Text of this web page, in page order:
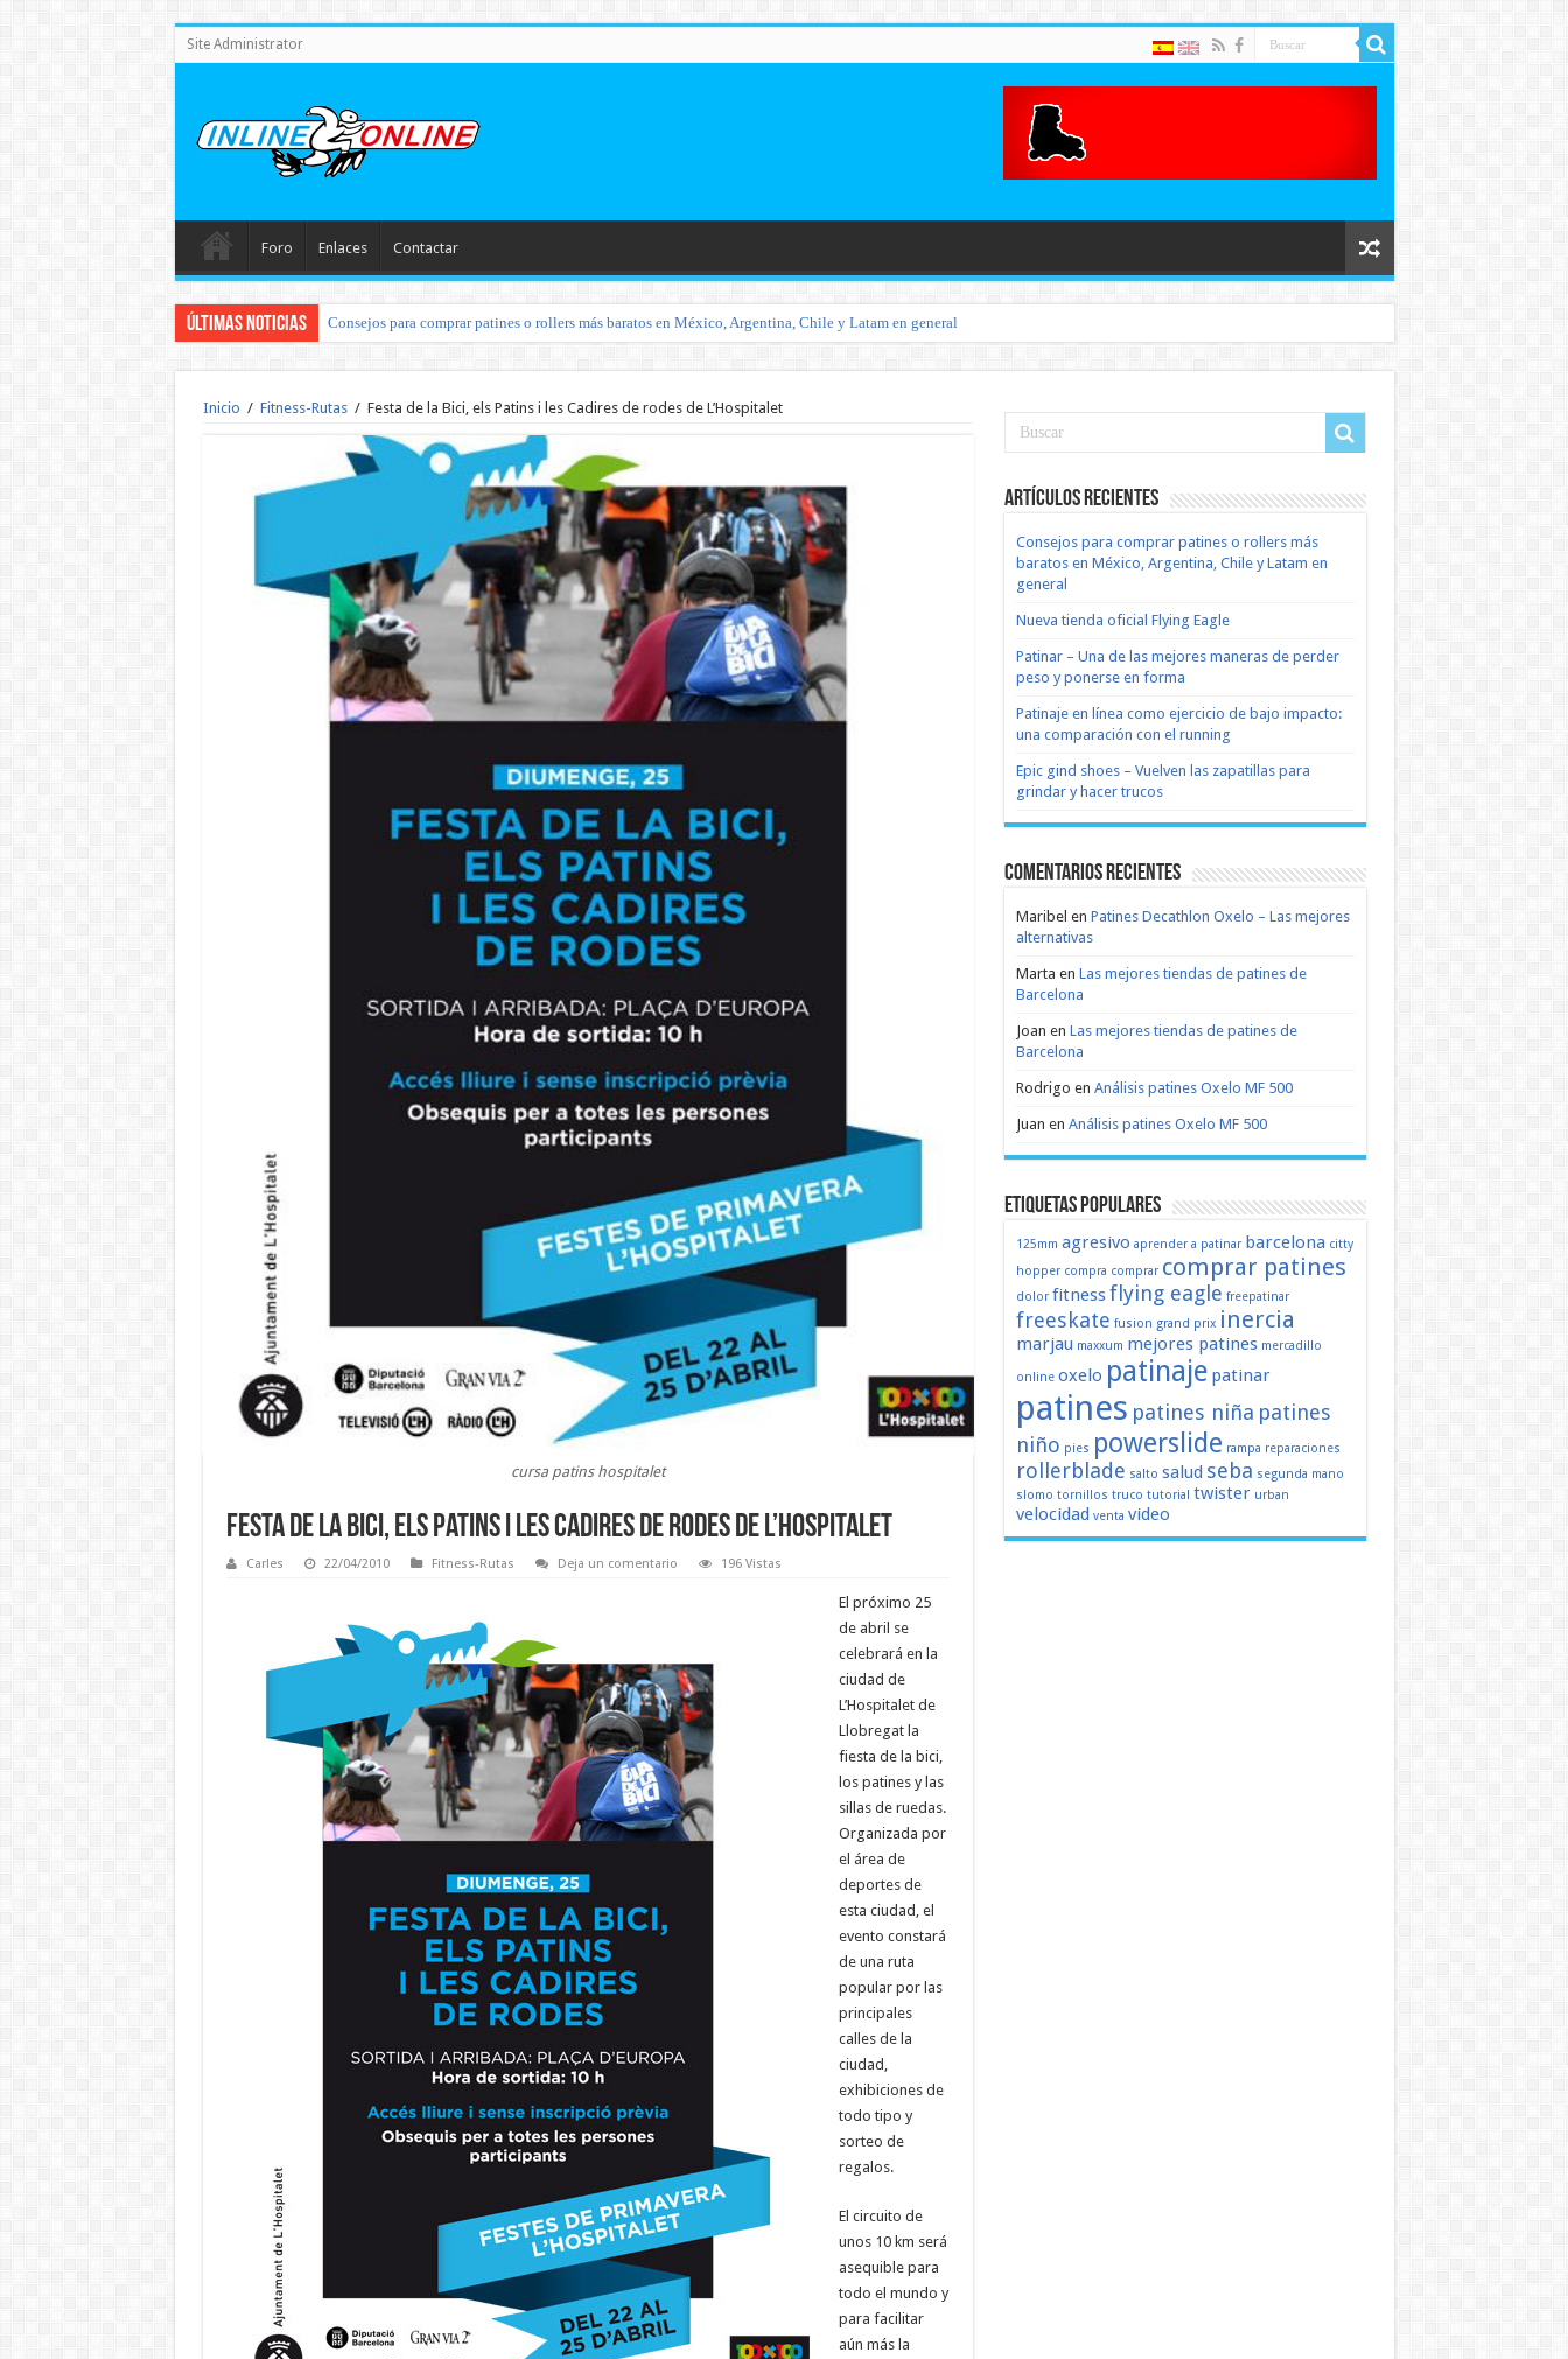
Site Administrator
Foro Enlaces Contactar
Últimas noticias Consejos para comprar patines o rollers más baratos en México, Argentina, Chile y Latam en general
Inicio / Fitness-Rutas / Festa de la Bici, els Patins i les Cadires de rodes de L’Hospitalet
cursa patins hospitalet
Festa de la Bici, els Patins i les Cadires de rodes de L’Hospitalet
Carles 22/04/2010 Fitness-Rutas Deja un comentario 196 Vistas
El próximo 25
de abril se
celebrará en la
ciudad de
L’Hospitalet de
Llobregat la
fiesta de la bici,
los patines y las
sillas de ruedas.
Organizada por
el área de
deportes de
esta ciudad, el
evento constará
de una ruta
popular por las
principales
calles de la
ciudad,
exhibiciones de
todo tipo y
sorteo de
regalos.
El circuito de
unos 10 km será
asequible para
todo el mundo y
para facilitar
aún más la
Artículos recientes
Consejos para comprar patines o rollers más
baratos en México, Argentina, Chile y Latam en
general
Nueva tienda oficial Flying Eagle
Patinar – Una de las mejores maneras de perder
peso y ponerse en forma
Patinaje en línea como ejercicio de bajo impacto:
una comparación con el running
Epic gind shoes – Vuelven las zapatillas para
grindar y hacer trucos
Comentarios recientes
Maribel en Patines Decathlon Oxelo – Las mejores
alternativas
Marta en Las mejores tiendas de patines de
Barcelona
Joan en Las mejores tiendas de patines de
Barcelona
Rodrigo en Análisis patines Oxelo MF 500
Juan en Análisis patines Oxelo MF 500
Etiquetas populares
125mm agresivo aprender a patinar barcelona citty
hopper compra comprar comprar patines
dolor fitnessflying eagle freepatinar
freeskate fusion grand prix inercia
marjau maxxum mejores patines mercadillo
online oxelo patinaje patinar
patines patines niña patines
niño pies powerslide rampa reparaciones
rollerblade salto salud seba segunda mano
slomo tornillos truco tutorial twister urban
velocidad venta video